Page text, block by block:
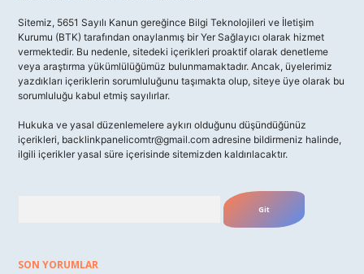
Sitemiz, 5651 Sayılı Kanun gereğince Bilgi Teknolojileri ve İletişim
Kurumu (BTK) tarafından onaylanmış bir Yer Sağlayıcı olarak hizmet
vermektedir. Bu nedenle, sitedeki içerikleri proaktif olarak denetleme
veya araştırma yükümlülüğümüz bulunmamaktadır. Ancak, üyelerimiz
yazdıkları içeriklerin sorumluluğunu taşımakta olup, siteye üye olarak bu
sorumluluğu kabul etmiş sayılırlar.
Hukuka ve yasal düzenlemelere aykırı olduğunu düşündüğünüz
içerikleri, backlinkpanelicomtr@gmail.com adresine bildirmeniz halinde,
ilgili içerikler yasal süre içerisinde sitemizden kaldırılacaktır.
SON YORUMLAR